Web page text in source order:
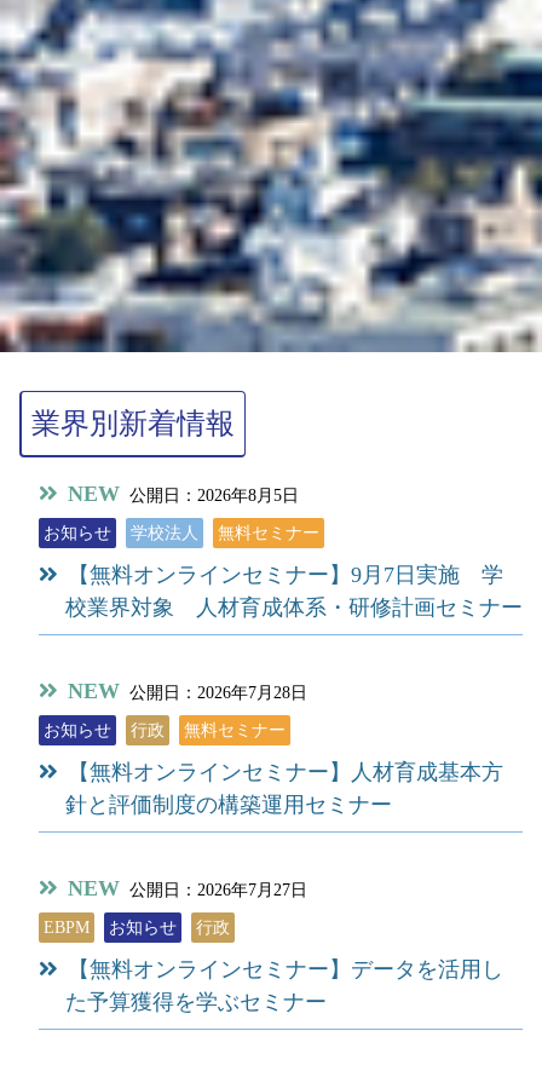
業界別新着情報
NEW 公開日：2026年8月5日
お知らせ 学校法人 無料セミナー
【無料オンラインセミナー】9月7日実施 学
校業界対象 人材育成体系・研修計画セミナー
NEW 公開日：2026年7月28日
お知らせ 行政 無料セミナー
【無料オンラインセミナー】人材育成基本方
針と評価制度の構築運用セミナー
NEW 公開日：2026年7月27日
EBPM お知らせ 行政
【無料オンラインセミナー】データを活用し
た予算獲得を学ぶセミナー